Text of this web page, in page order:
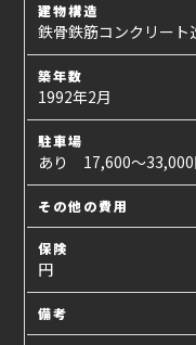
建物構造
鉄骨鉄筋コンクリート
築年数
1992年2月
駐車場
あり 17,600～33,000
その他の費用
保険
円
備考